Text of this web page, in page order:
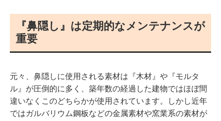
『鼻隠し』は定期的なメンテナンスが
重要
元々、鼻隠しに使用される素材は『木材』や『モルタ
ル』が圧倒的に多く、築年数の経過した建物ではほぼ間
違いなくこのどちらかが使用されています。しかし近年
ではガルバリウム鋼板などの金属素材や窯業系の素材が